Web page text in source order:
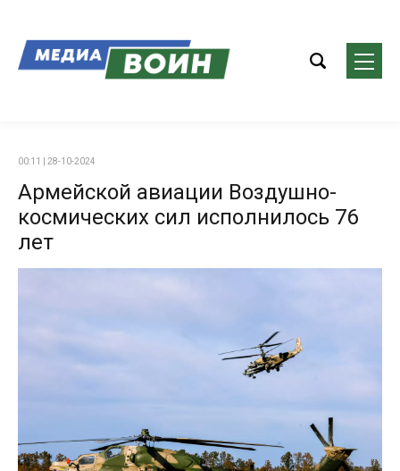
00:11 | 28-10-2024
Армейской авиации Воздушно-
космических сил исполнилось 76
лет